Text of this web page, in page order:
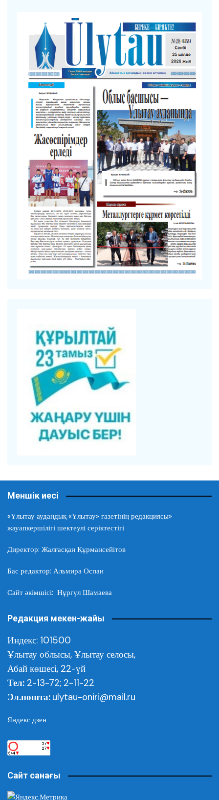
Меншік иесі
«Ұлытау аудандық «Ұлытау» газетінің редакциясы»
жауапкершілігі шектеулі серіктестігі
Директор: Жалғасқан Құрмансейітов
Бас редактор: Альмира Оспан
Сайт әкімшісі: Нұргүл Шамаева
Редакция мекен-жайы
Индекс: 101500
Ұлытау облысы, Ұлытау селосы,
Абай көшесі, 22-үй
Тел: 2-13-72; 2-11-22
Эл.пошта: ulytau-oniri@mail.ru
Яндекс дзен
Сайт санағы